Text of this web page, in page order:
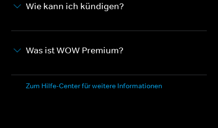
Wie kann ich kündigen?
Was ist WOW Premium?
Zum Hilfe-Center für weitere Informationen